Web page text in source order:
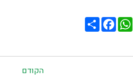
Share
Facebook
WhatsApp
הקודם